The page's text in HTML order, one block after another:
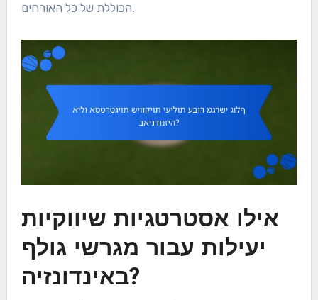
הכוללת של כל האורחים.
אילו אסטרטגיות שיווקיות
יעילות עבור מגרשי גולף
באינדונזיה?